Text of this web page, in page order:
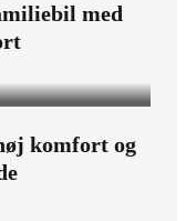
med
komfort og